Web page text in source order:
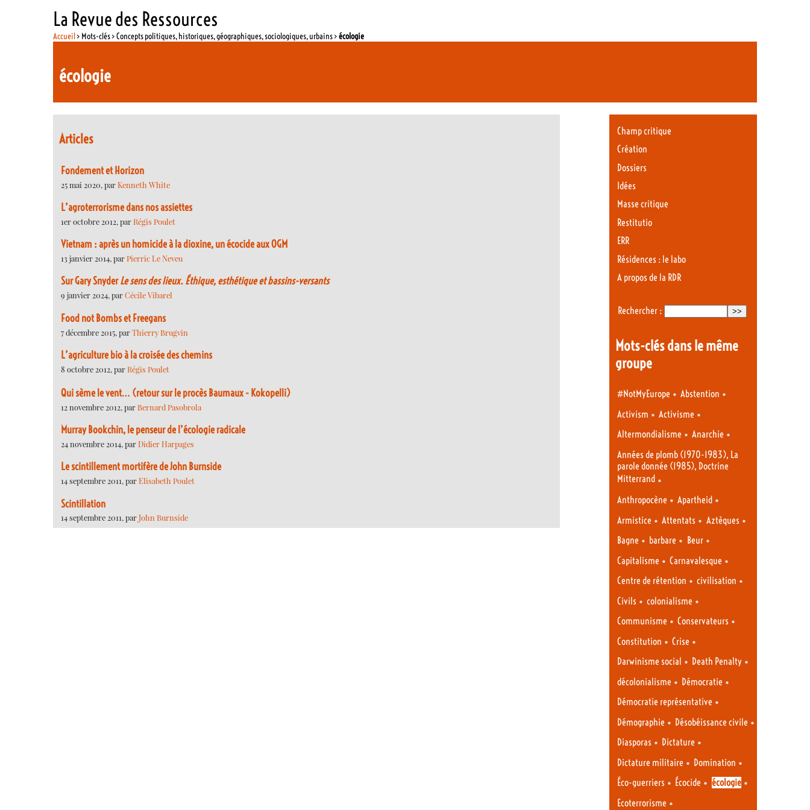
La Revue des Ressources
Accueil> Mots-clés > Concepts politiques, historiques, géographiques, sociologiques, urbains >écologie
écologie
Articles
Fondement et Horizon
25 mai 2020, parKenneth White
L’agroterrorisme dans nos assiettes
1er octobre 2012, parRégis Poulet
Vietnam : après un homicide à la dioxine, un écocide aux OGM
13 janvier 2014, parPierric Le Neveu
Sur Gary SnyderLe sens des lieux. Éthique, esthétique et bassins-versants
9 janvier 2024, parCécile Vibarel
Food not Bombs et Freegans
7 décembre 2015, parThierry Brugvin
L’agriculture bio à la croisée des chemins
8 octobre 2012, parRégis Poulet
Qui sème le vent… (retour sur le procès Baumaux - Kokopelli)
12 novembre 2012, parBernard Pasobrola
Murray Bookchin, le penseur de l’écologie radicale
24 novembre 2014, parDidier Harpages
Le scintillement mortifère de John Burnside
14 septembre 2011, parElisabeth Poulet
Scintillation
14 septembre 2011, parJohn Burnside
Champ critique
Création
Dossiers
Idées
Masse critique
Restitutio
ERR
Résidences : le labo
A propos de la RDR
Rechercher :
Mots-clés dans le même
groupe
#NotMyEurope • Abstention •
Activism • Activisme •
Altermondialisme • Anarchie •
Années de plomb (1970-1983), La
parole donnée (1985), Doctrine
Mitterrand •
Anthropocène • Apartheid •
Armistice • Attentats • Aztèques•
Bagne • barbare • Beur•
Capitalisme • Carnavalesque •
Centre de rétention • civilisation •
Civils • colonialisme •
Communisme • Conservateurs •
Constitution • Crise •
Darwinisme social • Death Penalty •
décolonialisme • Démocratie •
Démocratie représentative •
Démographie • Désobéissance civile •
Diasporas • Dictature •
Dictature militaire • Domination •
Éco-guerriers • Écocide • écologie•
Ecoterrorisme •